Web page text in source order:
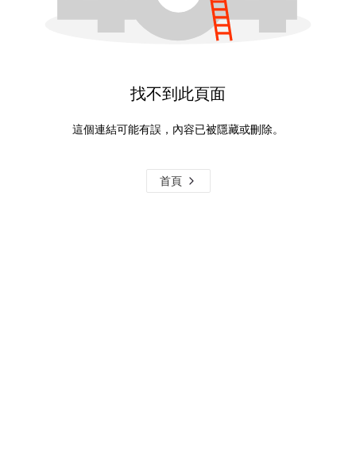
找不到此頁面
這個連結可能有誤，內容已被隱藏或刪除。
首頁